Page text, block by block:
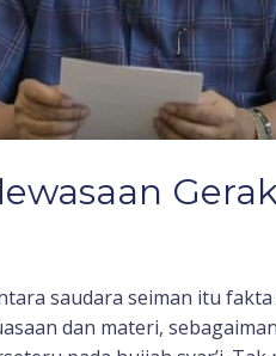
saudara seiman itu
dan materi,